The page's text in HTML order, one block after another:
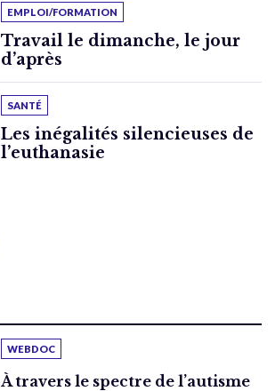
EMPLOI/FORMATION
Travail le dimanche, le jour
d’après
SANTÉ
Les inégalités silencieuses de
l’euthanasie
WEBDOC
À travers le spectre de l’autisme